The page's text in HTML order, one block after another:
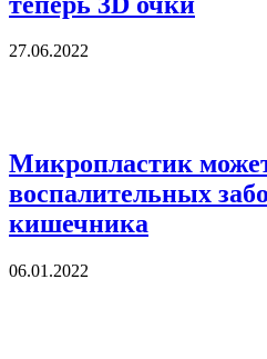
27.06.2022
Микропластик
воспалительных
кишечника
06.01.2022